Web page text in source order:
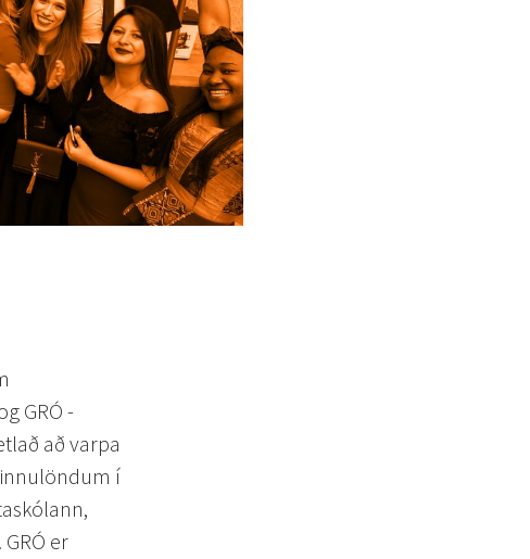
GRÓ -
að varpa
í
er